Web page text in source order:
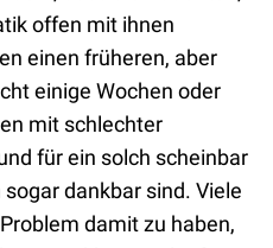
offen mit ihnen
einen früheren, aber
einige Wochen oder
mit schlechter
für ein solch scheinbar
dankbar sind. Viele
damit zu haben,